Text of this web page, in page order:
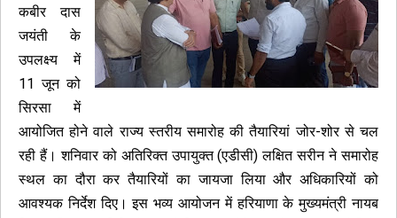
कबीर दास
जयंती के
उपलक्ष्य में
11 जून को
सिरसा में
आयोजित होने वाले राज्य स्तरीय समारोह की तैयारियां जोर-शोर से चल
रही हैं। शनिवार को अतिरिक्त उपायुक्त (एडीसी) लक्षित सरीन ने समारोह
स्थल का दौरा कर तैयारियों का जायजा लिया और अधिकारियों को
आवश्यक निर्देश दिए। इस भव्य आयोजन में हरियाणा के मुख्यमंत्री नायब